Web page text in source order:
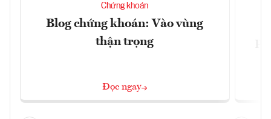
Chứng khoán
Blog chứng khoán: Vào vùng
thận trọng
Đọc ngay